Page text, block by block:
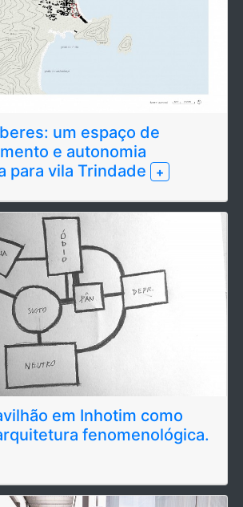
um espaço de
e autonomia
para vila Trindade
+
em Inhotim como
fenomenológica.